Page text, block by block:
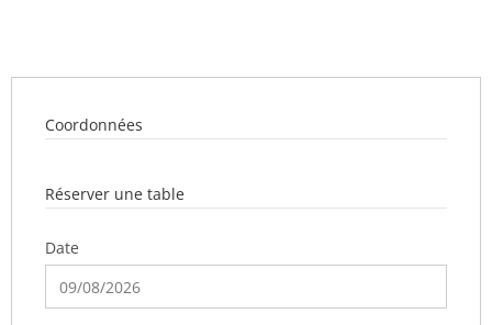
Coordonnées
Réserver une table
Date